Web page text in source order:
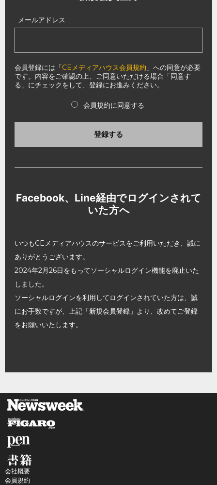
メールアドレス
会員登録には「CEメディアハウス会員規約 」への同意が必要
です。内容をご確認の上、ご同意いただける場合「同意す
る」にチェックをして、登録にお進みください。
会員規約に同意する
登録する
Facebook、Line経由でログインされて
いた方へ
いつもCEメディアハウスのサービスをご利用いただき、誠に
ありがとうございます。
2024年2月26日をもってソーシャルログイン機能を廃止いた
しました。
ソーシャルログインを利用してログインされていた方は、誠
にお手数ですが、上記「新規会員登録」より、改めてご登録
をお願いいたします。
会社概要
会員規約